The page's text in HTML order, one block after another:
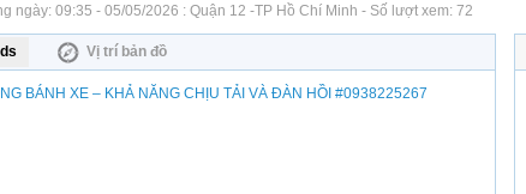
ngày: 09:35 - 05/05/2026 : Quận 12 -TP Hồ Chí Minh - Số lượt xem: 72
Vị trí bản đồ